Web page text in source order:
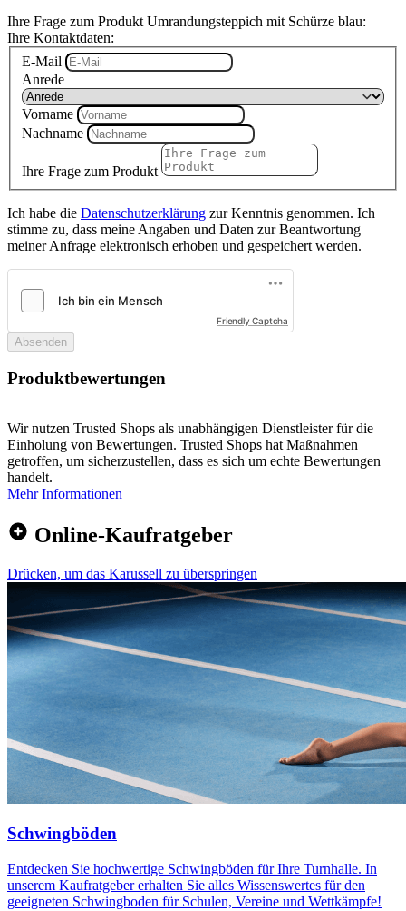
Ihre Frage zum Produkt Umrandungsteppich mit Schürze blau:
Ihre Kontaktdaten:
E-Mail
Anrede
Vorname
Nachname
Ihre Frage zum Produkt
Ich habe die Datenschutzerklärung zur Kenntnis genommen. Ich
stimme zu, dass meine Angaben und Daten zur Beantwortung
meiner Anfrage elektronisch erhoben und gespeichert werden.
Friendly Captcha
Absenden
Produktbewertungen
Wir nutzen Trusted Shops als unabhängigen Dienstleister für die
Einholung von Bewertungen. Trusted Shops hat Maßnahmen
getroffen, um sicherzustellen, dass es sich um echte Bewertungen
handelt.
Mehr Informationen
Online-Kaufratgeber
Drücken, um das Karussell zu überspringen
Schwingböden
Entdecken Sie hochwertige Schwingböden für Ihre Turnhalle. In
unserem Kaufratgeber erhalten Sie alles Wissenswertes für den
geeigneten Schwingboden für Schulen, Vereine und Wettkämpfe!